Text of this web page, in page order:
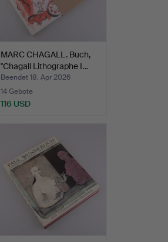
MARC CHAGALL. Buch,
"Chagall Lithographe I…
Beendet 18. Apr 2026
14 Gebote
116 USD